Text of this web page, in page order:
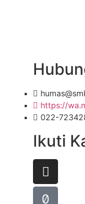
https://
022-
Ikuti